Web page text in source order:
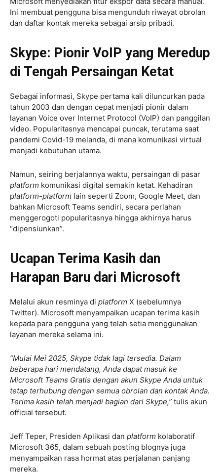
Ini membuat pengguna bisa mengunduh riwayat obrolan
dan daftar kontak mereka sebagai arsip pribadi.
Skype: Pionir VoIP yang Meredup
di Tengah Persaingan Ketat
Sebagai informasi, Skype pertama kali diluncurkan pada
tahun 2003 dan dengan cepat menjadi pionir dalam
layanan Voice over Internet Protocol (VoIP) dan panggilan
video. Popularitasnya mencapai puncak, terutama saat
pandemi Covid-19 melanda, di mana komunikasi virtual
menjadi kebutuhan utama.
Namun, seiring berjalannya waktu, persaingan di pasar
platform komunikasi digital semakin ketat. Kehadiran
platform-platform lain seperti Zoom, Google Meet, dan
bahkan Microsoft Teams sendiri, secara perlahan
menggerogoti popularitasnya hingga akhirnya harus
“dipensiunkan”.
Ucapan Terima Kasih dan
Harapan Baru dari Microsoft
Melalui akun resminya di platform X (sebelumnya
Twitter). Microsoft menyampaikan ucapan terima kasih
kepada para pengguna yang telah setia menggunakan
layanan mereka selama ini.
“Mulai Mei 2025, Skype tidak lagi tersedia. Dalam
beberapa hari mendatang, Anda dapat masuk ke
Microsoft Teams Gratis dengan akun Skype Anda untuk
tetap terhubung dengan semua obrolan dan kontak Anda.
Terima kasih telah menjadi bagian dari Skype,” tulis akun
official tersebut.
Jeff Teper, Presiden Aplikasi dan platform kolaboratif
Microsoft 365, dalam sebuah posting blognya juga
menyampaikan rasa hormat atas perjalanan panjang
mereka.